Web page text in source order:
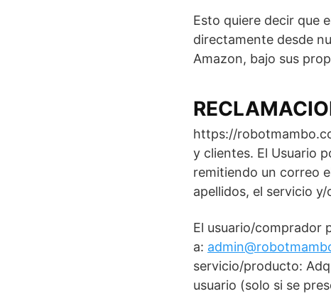
Esto quiere decir que
directamente desde
Amazon, bajo sus
https://
y clientes. El Usuario
remitiendo un correo
apellidos, el servicio
El usuario/comprador
a:
servicio/producto:
usuario (solo si se